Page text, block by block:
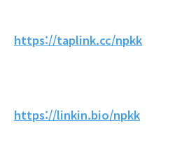
https://taplink.cc/npkk
https://linkin.bio/npkk